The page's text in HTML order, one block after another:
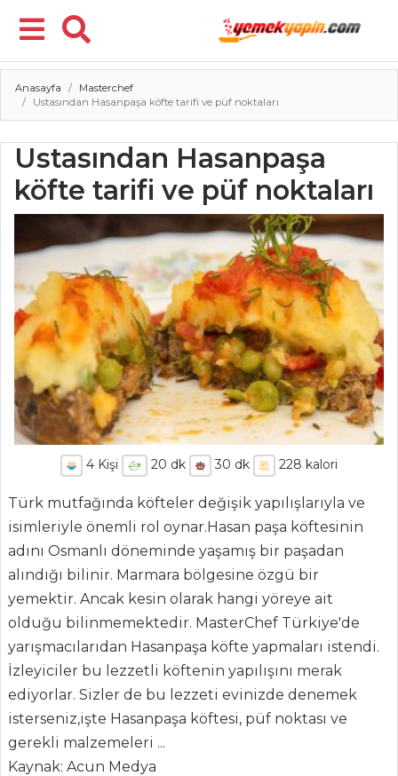
Menü
ANASAYFA
Anasayfa
Masterchef
Ustasından Hasanpaşa köfte tarifi ve püf noktaları
Ustasından Hasanpaşa
köfte tarifi ve püf noktaları
4Kişi 20 dk 30 dk 228 kalori
Türk mutfağında köfteler değişik yapılışlarıyla ve
isimleriyle önemli rol oynar.Hasan paşa köftesinin
adını Osmanlı döneminde yaşamış bir paşadan
alındığı bilinir. Marmara bölgesine özgü bir
yemektir. Ancak kesin olarak hangi yöreye ait
olduğu bilinmemektedir. MasterChef Türkiye'de
yarışmacılarıdan Hasanpaşa köfte yapmaları istendi.
İzleyiciler bu lezzetli köftenin yapılışını merak
ediyorlar. Sizler de bu lezzeti evinizde denemek
isterseniz,işte Hasanpaşa köftesi, püf noktası ve
gerekli malzemeleri ...
Kaynak: Acun Medya